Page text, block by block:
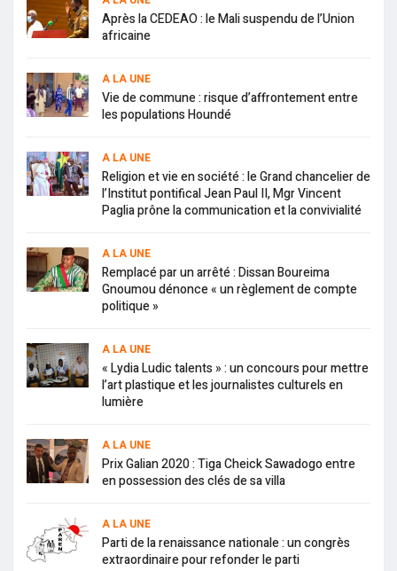
Après la CEDEAO : le Mali suspendu de l’Union
africaine
A LA UNE
Vie de commune : risque d’affrontement entre
les populations Houndé
A LA UNE
Religion et vie en société : le Grand chancelier de
l’Institut pontifical Jean Paul II, Mgr Vincent
Paglia prône la communication et la convivialité
A LA UNE
Remplacé par un arrêté : Dissan Boureima
Gnoumou dénonce « un règlement de compte
politique »
A LA UNE
« Lydia Ludic talents » : un concours pour mettre
l’art plastique et les journalistes culturels en
lumière
A LA UNE
Prix Galian 2020 : Tiga Cheick Sawadogo entre
en possession des clés de sa villa
A LA UNE
Parti de la renaissance nationale : un congrès
extraordinaire pour refonder le parti